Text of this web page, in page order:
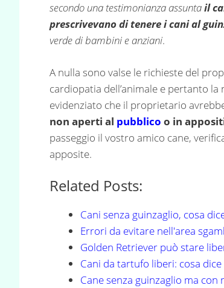
secondo una testimonianza assuntail
prescrivevano di tenere i cani al
verde di bambini e anziani.
A nulla sono valse le richieste del
cardiopatia dell’animale e pertanto
evidenziato che il proprietario
non aperti al pubblico o in
passeggio il vostro amico cane,
apposite.
Related Posts:
Cani senza guinzaglio, cosa
Errori da evitare nell'area
Golden Retriever può stare
Cani da tartufo liberi: cosa dice
Cane senza guinzaglio ma con